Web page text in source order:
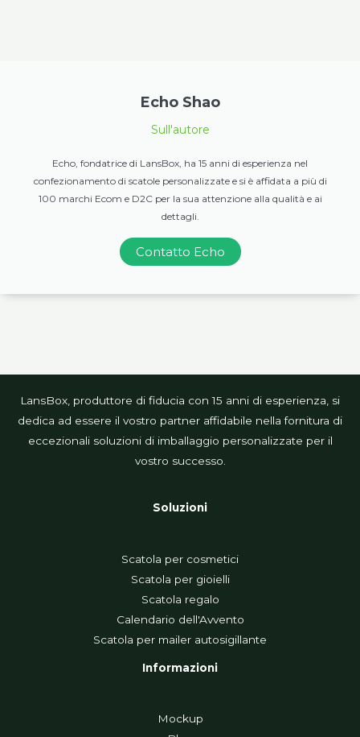
Echo Shao
Sull'autore
Echo, fondatrice di LansBox, ha 15 anni di esperienza nel
confezionamento di scatole personalizzate e si è affidata a più di
100 marchi Ecom e D2C per la sua attenzione alla qualità e ai
dettagli.
Contatto Echo
LansBox, produttore di fiducia con 15 anni di esperienza, si
dedica ad essere il vostro partner affidabile nella fornitura di
eccezionali soluzioni di imballaggio personalizzate per il
vostro successo.
Soluzioni
Scatola per cosmetici
Scatola per gioielli
Scatola regalo
Calendario dell'Avvento
Scatola per mailer autosigillante
Informazioni
Mockup